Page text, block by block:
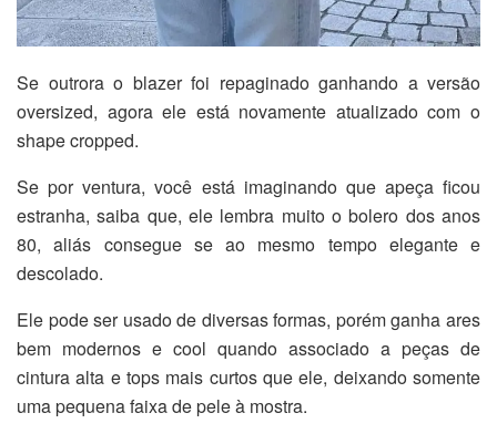
Se outrora o blazer foi repaginado ganhando a versão
oversized, agora ele está novamente atualizado com o
shape cropped.
Se por ventura, você está imaginando que apeça ficou
estranha, saiba que, ele lembra muito o bolero dos anos
80, aliás consegue se ao mesmo tempo elegante e
descolado.
Ele pode ser usado de diversas formas, porém ganha ares
bem modernos e cool quando associado a peças de
cintura alta e tops mais curtos que ele, deixando somente
uma pequena faixa de pele à mostra.